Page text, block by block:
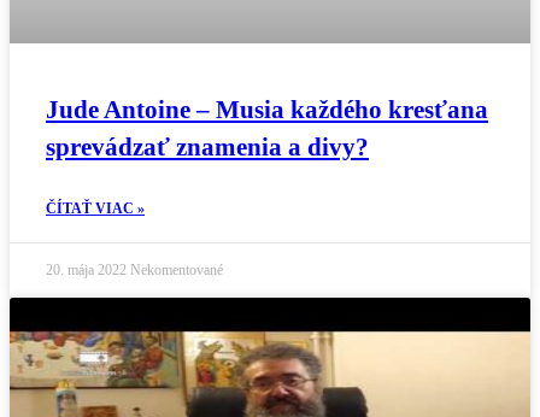
Jude Antoine – Musia každého kresťana
sprevádzať znamenia a divy?
ČÍTAŤ VIAC »
20. mája 2022 Nekomentované